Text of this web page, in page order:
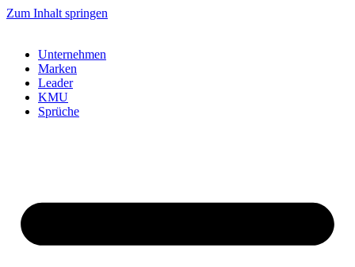
Zum Inhalt springen
Unternehmen
Marken
Leader
KMU
Sprüche